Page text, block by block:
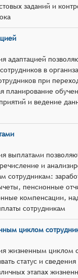
заданий и
адаптацией
в
при
планирование
и ведение
выплатами
и
сотрудникам:
пенсионные
компенсации,
сотрудникам
циклом
жизненным циклом
статус и
этапах